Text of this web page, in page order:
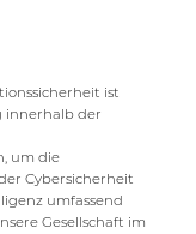
ist
innerhalb der
um die
Cybersicherheit
umfassend
Gesellschaft im